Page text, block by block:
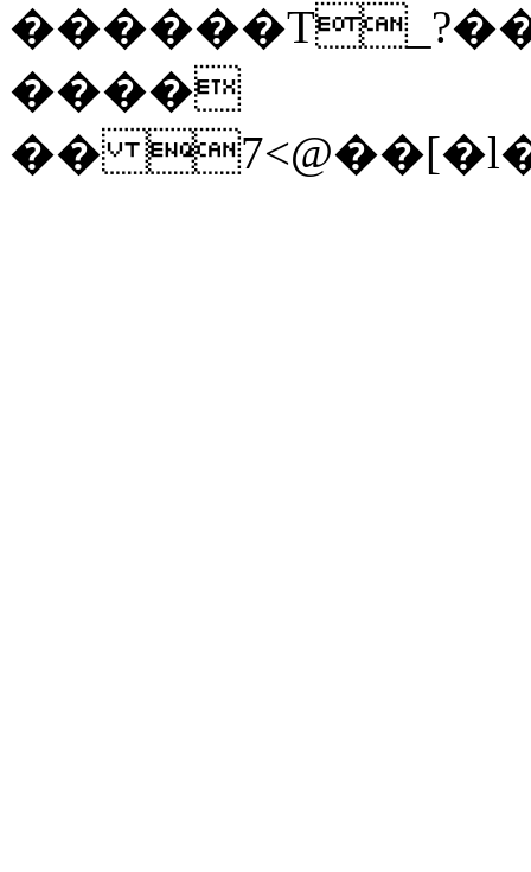
������T_?��
����
��